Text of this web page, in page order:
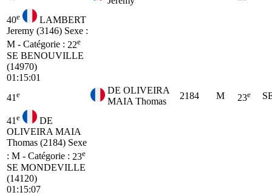
40e
LAMBERT
Jeremy (3146) Sexe :
M - Catégorie : 22e
SE BENOUVILLE
(14970)
01:15:01
41 e
DE OLIVEIRA
MAIA Thomas
2184 M 23e
41 e
DE
OLIVEIRA MAIA
Thomas (2184) Sexe
: M - Catégorie : 23e
SE MONDEVILLE
(14120)
01:15:07